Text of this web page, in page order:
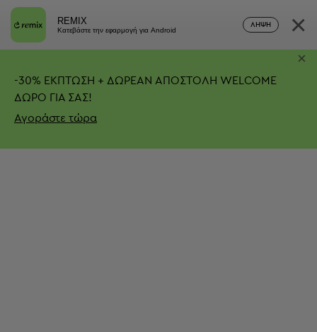
REMIX
Κατεβάστε την εφαρμογή για Android
ΛΉΨΗ ×
-30% ΕΚΠΤΩΣΗ + ΔΩΡΕΑΝ ΑΠΟΣΤΟΛΗ WELCOME
ΔΩΡΟ ΓΙΑ ΣΑΣ!
Αγοράστε τώρα
×